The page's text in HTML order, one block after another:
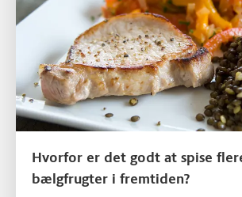
Hvorfor er det godt at spise
bælgfrugter i fremtiden?